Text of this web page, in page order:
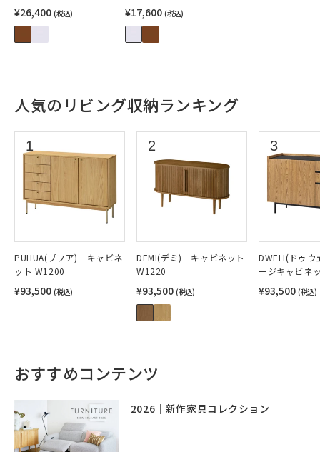
¥26,400 (税込) ¥17,600 (税込)
人気のリビング収納ランキング
PUHUA(プフア) キャビネ
ット W1200
¥93,500 (税込)
DEMI(デミ) キャビネット
W1220
¥93,500 (税込)
DWELI(ドゥ
ージキャビネ
¥93,500 (税込)
おすすめコンテンツ
2026｜新作家具コレクション